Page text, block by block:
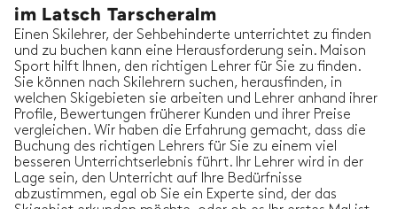
im Latsch Tarscheralm
Einen Skilehrer, der Sehbehinderte unterrichtet zu finden
und zu buchen kann eine Herausforderung sein. Maison
Sport hilft Ihnen, den richtigen Lehrer für Sie zu finden.
Sie können nach Skilehrern suchen, herausfinden, in
welchen Skigebieten sie arbeiten und Lehrer anhand ihrer
Profile, Bewertungen früherer Kunden und ihrer Preise
vergleichen. Wir haben die Erfahrung gemacht, dass die
Buchung des richtigen Lehrers für Sie zu einem viel
besseren Unterrichtserlebnis führt. Ihr Lehrer wird in der
Lage sein, den Unterricht auf Ihre Bedürfnisse
abzustimmen, egal ob Sie ein Experte sind, der das